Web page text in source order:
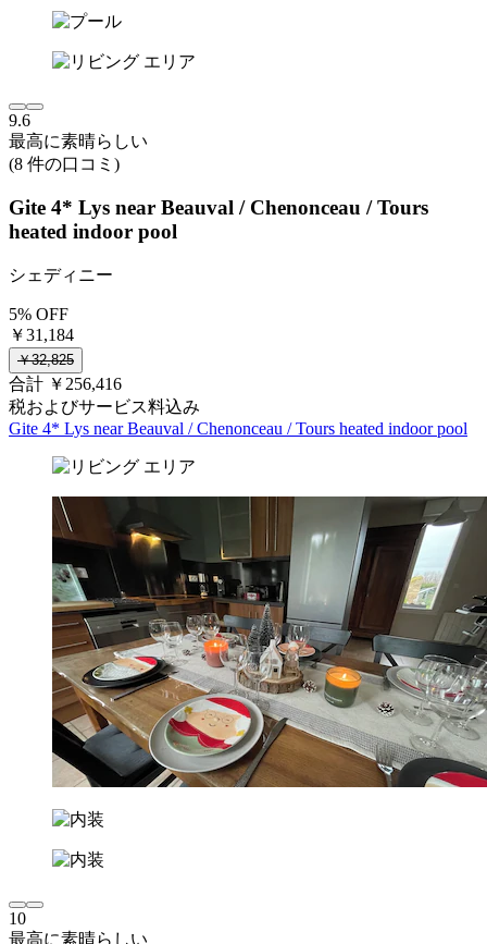
9.6
最高に素晴らしい
(8 件の口コミ)
Gite 4* Lys near Beauval / Chenonceau / Tours
heated indoor pool
シェディニー
5% OFF
￥31,184
￥32,825
合計 ￥256,416
税およびサービス料込み
Gite 4* Lys near Beauval / Chenonceau / Tours heated indoor pool
10
最高に素晴らしい